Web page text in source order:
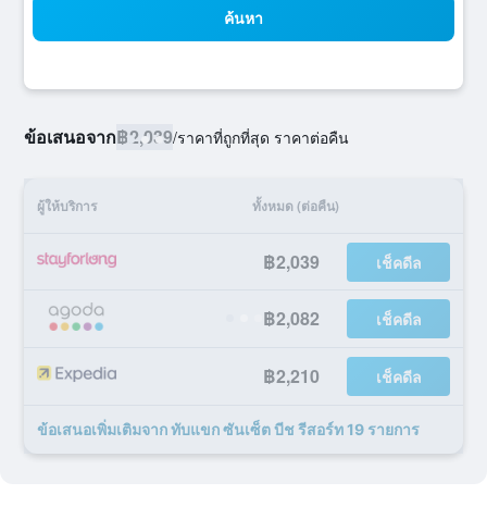
ค้นหา
ข้อเสนอจาก฿2,039/ราคาที่ถูกที่สุด ราคาต่อคืน
ผู้ให้บริการ ทั้งหมด (ต่อคืน)
฿2,039 เช็คดีล
฿2,082 เช็คดีล
฿2,210 เช็คดีล
ข้อเสนอเพิ่มเติมจาก ทับแขก ซันเซ็ต บีช รีสอร์ท 19 รายการ